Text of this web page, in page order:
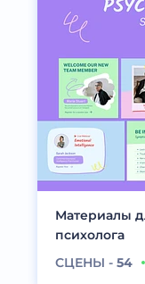
Материалы
психолога
СЦЕНЫ - 54